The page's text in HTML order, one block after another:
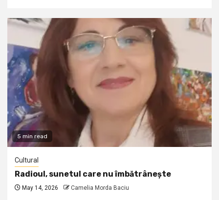
5 min read
Cultural
Radioul, sunetul care nu îmbătrânește
May 14, 2026 Camelia Morda Baciu